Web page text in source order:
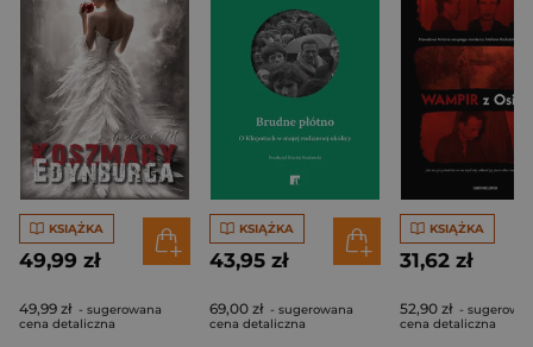
KSIĄŻKA
49,99 zł
49,99 zł - sugerowana
cena detaliczna
KSIĄŻKA
43,95 zł
69,00 zł - sugerowana
cena detaliczna
KSIĄŻKA
31,62 zł
52,90 zł -
cena detaliczna